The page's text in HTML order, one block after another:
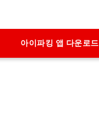
아이파킹 앱 다운로드